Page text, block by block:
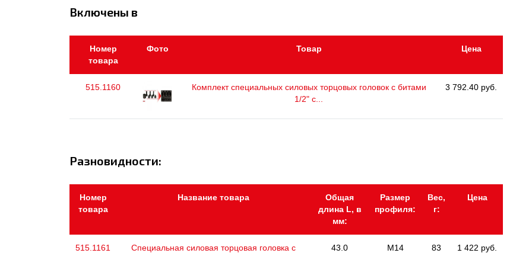
Включены в
Номер
товара
Фото Товар Цена
515.1160
Комплект специальных силовых торцовых головок с битами
1/2" с...
3 792.40 руб.
Разновидности:
Номер
товара
Название товара
Общая
длина L, в
мм:
Размер
профиля:
Вес,
г:
Цена
515.1161
Специальная силовая торцовая головка с
43.0 M14 83 1 422 руб.